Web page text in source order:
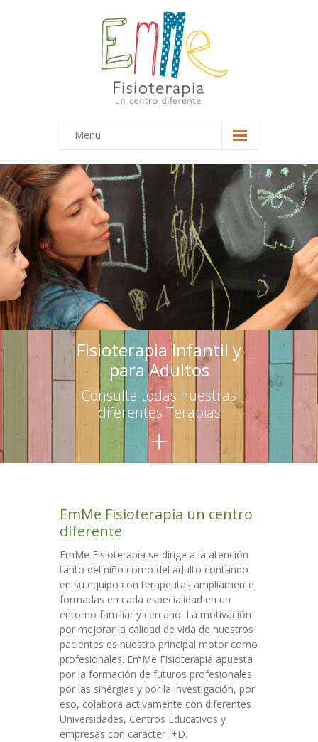
Menu
Inicio
Equipo
-- Marta
-- María
Terapias
-- Terapias Infantiles
-- Terapias para adultos
Escuelas
-- Asesoramiento
-- Talleres para educadores
-- Talleres para familias
Colaboraciones
Contacto
Fisioterapia Infantil y
para Adultos
Consulta todas nuestras
diferentes Terapias
+
EmMe Fisioterapia un centro
diferente
EmMe Fisioterapia se dirige a la atención
tanto del niño como del adulto contando
en su equipo con terapeutas ampliamente
formadas en cada especialidad en un
entorno familiar y cercano. La motivación
por mejorar la calidad de vida de nuestros
pacientes es nuestro principal motor como
profesionales. EmMe Fisioterapia apuesta
por la formación de futuros profesionales,
por las sinérgias y por la investigación, por
eso, colabora activamente con diferentes
Universidades, Centros Educativos y
empresas con carácter I+D.